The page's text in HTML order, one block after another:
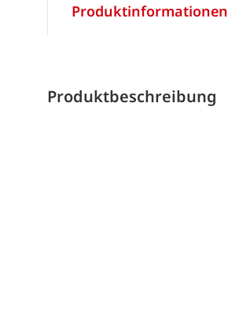
Produktinformationen
Produktbeschreibung